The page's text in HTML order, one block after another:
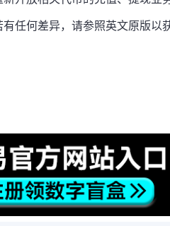
任何差异，请参照英文原版以